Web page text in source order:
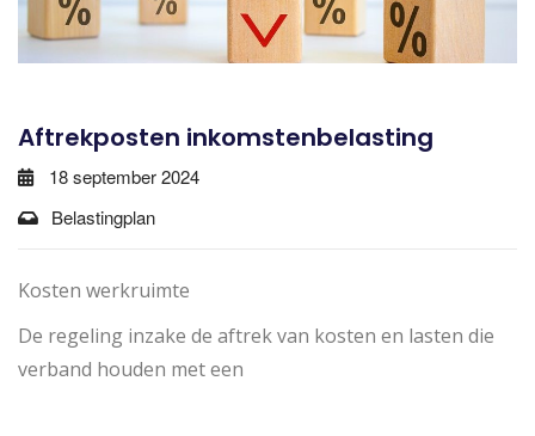
Aftrekposten inkomstenbelasting
18 september 2024
Belastingplan
Kosten werkruimte
De regeling inzake de aftrek van kosten en lasten die
verband houden met een